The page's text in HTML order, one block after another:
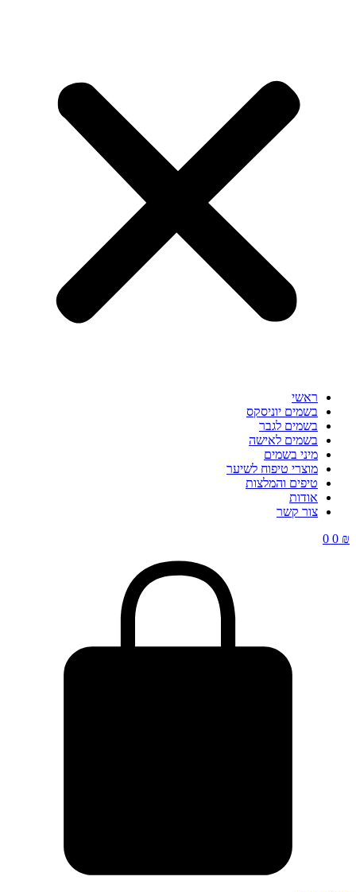
ראשי
בשמים יוניסקס
בשמים לגבר
בשמים לאישה
מיני בשמים
מוצרי טיפוח לשיער
טיפים והמלצות
אודות
צור קשר
0 ₪
0